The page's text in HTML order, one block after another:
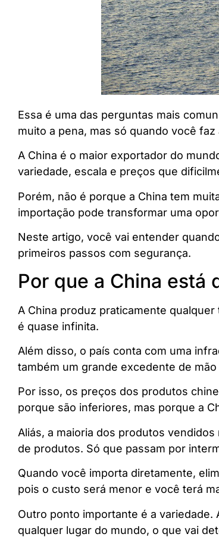
Essa é uma das perguntas mais
muito a pena, mas só quando você
A China é o maior exportador do
variedade, escala e preços que
Porém, não é porque a China tem
importação pode transformar uma
Neste artigo, você vai entender
primeiros passos com segurança.
Por que a China está
A China produz praticamente
é quase infinita.
Além disso, o país conta com uma
também um grande excedente de
Por isso, os preços dos produtos
porque são inferiores, mas porque a
Aliás, a maioria dos produtos
de produtos. Só que passam por
Quando você importa diretamente,
pois o custo será menor e você terá
Outro ponto importante é a
qualquer lugar do mundo, o que vai